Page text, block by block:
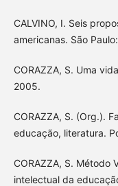
CALVINO, I. Seis
americanas. São
CORAZZA, S. Uma
2005.
CORAZZA, S. (Org.).
educação, literatura.
CORAZZA, S. Método
intelectual da